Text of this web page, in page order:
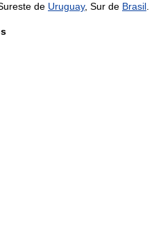
de Uruguay, Sur de Brasil.